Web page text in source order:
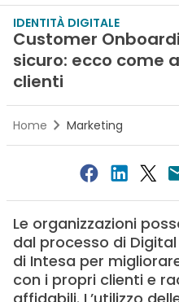
IDENTITÀ DIGITALE
Customer
sicuro: ecco come
clienti
Home Marketing
Le organizzazioni
dal processo di
di Intesa per
con i propri clienti e